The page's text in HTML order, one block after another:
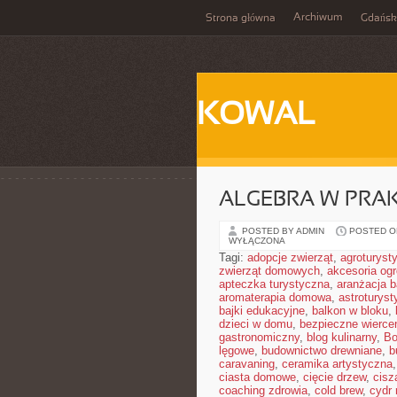
Strona główna Archiwum Gdańsk
KOWAL
ALGEBRA W
POSTED BY ADMIN POSTED
WYŁĄCZONA
Tagi: adopcje zwierząt,
zwierząt domowych, akcesoria
apteczka turystyczna, aranżacja
aromaterapia domowa,
bajki edukacyjne, balkon w bloku,
dzieci w domu, bezpieczne
gastronomiczny, blog kulinarny,
lęgowe, budownictwo drewniane,
caravaning, ceramika artystyczna,
ciasta domowe, cięcie drzew,
coaching zdrowia, cold brew, cydr